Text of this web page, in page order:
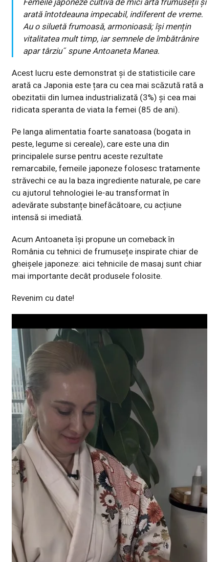
arată întotdeauna impecabil, indiferent de vreme.
Au o siluetă frumoasă, armonioasă; își mențin
vitalitatea mult timp, iar semnele de îmbătrânire
apar târziu˝ spune Antoaneta Manea.
Acest lucru este demonstrat și de statisticile care
arată ca Japonia este țara cu cea mai scăzută rată a
obezitatii din lumea industrializată (3%) și cea mai
ridicata speranta de viata la femei (85 de ani).
Pe langa alimentatia foarte sanatoasa (bogata in
peste, legume si cereale), care este una din
principalele surse pentru aceste rezultate
remarcabile, femeile japoneze folosesc tratamente
străvechi ce au la baza ingrediente naturale, pe care
cu ajutorul tehnologiei le-au transformat în
adevărate substanțe binefăcătoare, cu acțiune
intensă si imediată.
Acum Antoaneta își propune un comeback în
România cu tehnici de frumusețe inspirate chiar de
gheișele japoneze: aici tehnicile de masaj sunt chiar
mai importante decât produsele folosite.
Revenim cu date!